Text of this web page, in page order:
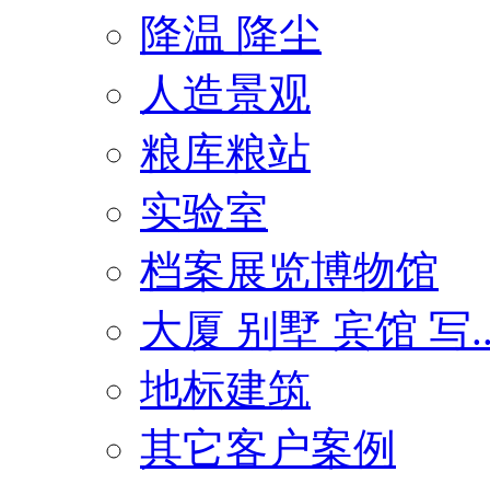
降温 降尘
人造景观
粮库粮站
实验室
档案展览博物馆
大厦 别墅 宾馆 写
地标建筑
其它客户案例